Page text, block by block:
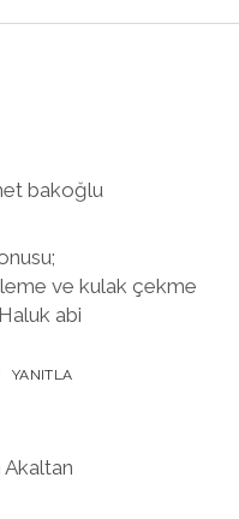
bakoğlu
ve kulak çekme
abi
YANITLA
Akaltan